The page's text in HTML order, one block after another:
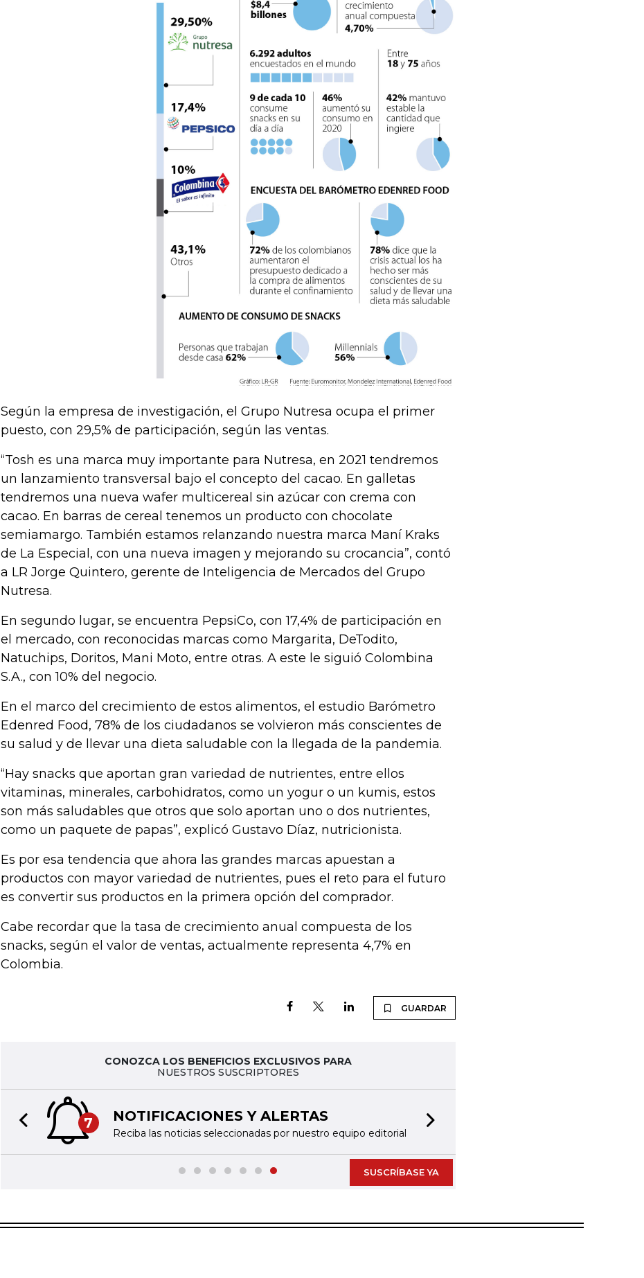
Según la empresa de investigación, el Grupo Nutresa ocupa el primer
puesto, con 29,5% de participación, según las ventas.
“Tosh es una marca muy importante para Nutresa, en 2021 tendremos
un lanzamiento transversal bajo el concepto del cacao. En galletas
tendremos una nueva wafer multicereal sin azúcar con crema con
cacao. En barras de cereal tenemos un producto con chocolate
semiamargo. También estamos relanzando nuestra marca Maní Kraks
de La Especial, con una nueva imagen y mejorando su crocancia”, contó
a LR Jorge Quintero, gerente de Inteligencia de Mercados del Grupo
Nutresa.
En segundo lugar, se encuentra PepsiCo, con 17,4% de participación en
el mercado, con reconocidas marcas como Margarita, DeTodito,
Natuchips, Doritos, Mani Moto, entre otras. A este le siguió Colombina
S.A., con 10% del negocio.
En el marco del crecimiento de estos alimentos, el estudio Barómetro
Edenred Food, 78% de los ciudadanos se volvieron más conscientes de
su salud y de llevar una dieta saludable con la llegada de la pandemia.
“Hay snacks que aportan gran variedad de nutrientes, entre ellos
vitaminas, minerales, carbohidratos, como un yogur o un kumis, estos
son más saludables que otros que solo aportan uno o dos nutrientes,
como un paquete de papas”, explicó Gustavo Díaz, nutricionista.
Es por esa tendencia que ahora las grandes marcas apuestan a
productos con mayor variedad de nutrientes, pues el reto para el futuro
es convertir sus productos en la primera opción del comprador.
Cabe recordar que la tasa de crecimiento anual compuesta de los
snacks, según el valor de ventas, actualmente representa 4,7% en
Colombia.
GUARDAR
CONOZCA LOS BENEFICIOS EXCLUSIVOS PARA
NUESTROS SUSCRIPTORES
7 NOTIFICACIONES Y ALERTAS
Reciba las noticias seleccionadas por nuestro equipo editorial
Previous slide
SUSCRÍBASE YA